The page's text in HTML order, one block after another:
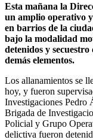
Esta mañana la
un amplio operativo
en barrios de la
bajo la modalidad
detenidos y
demás elementos.
Los allanamientos se
hoy, y fueron
Investigaciones Pedro
Brigada de
Policial y Grupo
delictiva fueron